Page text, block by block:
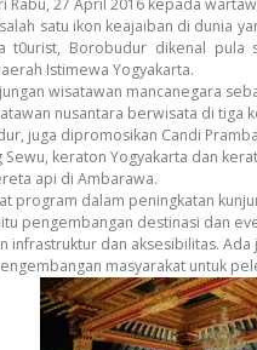
Rabu, 27 April 2016 kepada
satu ikon keajaiban di dunia
t0urist, Borobudur dikenal pula
Istimewa Yogyakarta.
wisatawan mancanegara
nusantara berwisata di tiga
juga dipromosikan Candi
Sewu, keraton Yogyakarta dan
api di Ambarawa.
program dalam peningkatan
pengembangan destinasi dan
infrastruktur dan aksesibilitas. Ada
masyarakat untuk